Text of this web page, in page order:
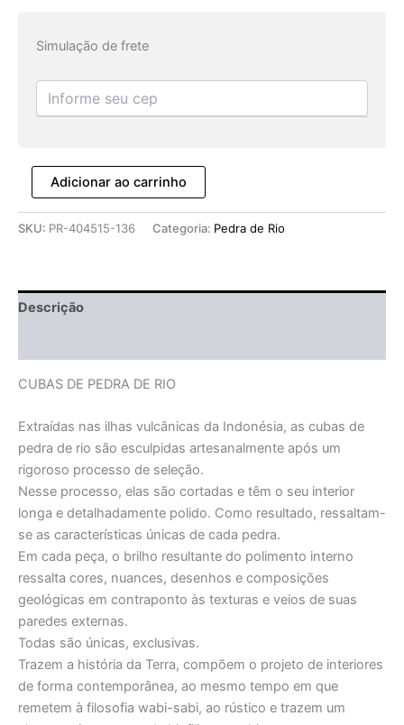
Simulação de frete
Adicionar ao carrinho
SKU: PR-404515-136 Categoria: Pedra de Rio
Descrição
CUBAS DE PEDRA DE RIO
Extraídas nas ilhas vulcânicas da Indonésia, as cubas de
pedra de rio são esculpidas artesanalmente após um
rigoroso processo de seleção.
Nesse processo, elas são cortadas e têm o seu interior
longa e detalhadamente polido. Como resultado, ressaltam-
se as características únicas de cada pedra.
Em cada peça, o brilho resultante do polimento interno
ressalta cores, nuances, desenhos e composições
geológicas em contraponto às texturas e veios de suas
paredes externas.
Todas são únicas, exclusivas.
Trazem a história da Terra, compõem o projeto de interiores
de forma contemporânea, ao mesmo tempo em que
remetem à filosofia wabi-sabi, ao rústico e trazem um